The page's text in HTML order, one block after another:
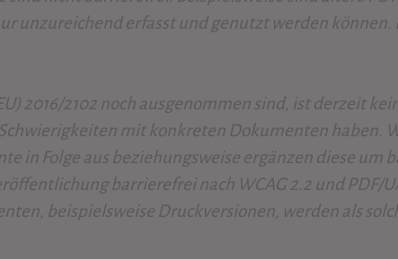
unzureichend erfasst und genutzt werden können.
2016/2102 noch ausgenommen sind, ist derzeit
mit konkreten Dokumenten haben.
in Folge aus beziehungsweise ergänzen diese um
barrierefrei nach WCAG 2.2 und PDF/
beispielsweise Druckversionen, werden als